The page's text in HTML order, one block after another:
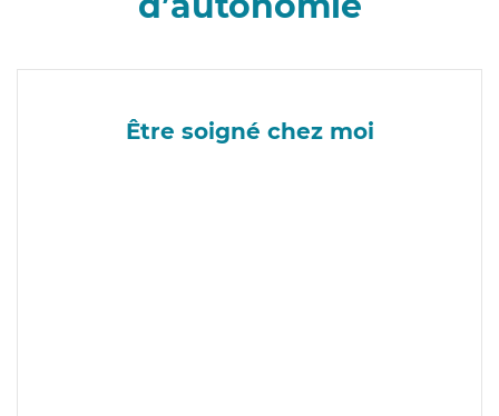
Être soigné chez moi